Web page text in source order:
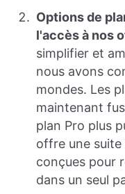
Options de
l'accès à nos
simplifier et
nous avons
mondes. Les
maintenant
plan Pro plus
offre une
conçues pour
dans un seul